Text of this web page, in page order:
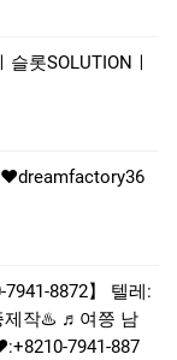
롯SOLUTIONㅣ
❤dreamfactory36
8872】 텔레:
제작♨️ ♬여쯩 남
7941-887